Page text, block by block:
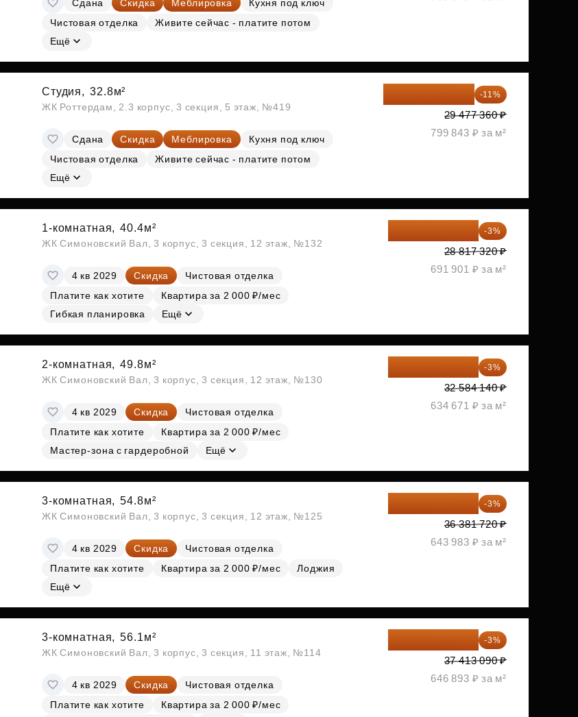
Субсидии
Сдана Скидка Меблировка
Кухня под ключ
Чистовая отделка
Живите сейчас - платите потом
Ещё
Студия, 32.8м²
ЖК Роттердам, 2.3 корпус, 3 секция, 5 этаж, №419
Сдана Скидка Меблировка
Кухня под ключ
Чистовая отделка
Живите сейчас - платите потом
Ещё
-11%
29 477 360 ₽
799 843 ₽ за м²
1-комнатная, 40.4м²
ЖК Симоновский Вал, 3 корпус, 3 секция, 12 этаж, №132
4 кв 2029 Скидка
Чистовая отделка
Платите как хотите
Квартира за 2 000 ₽/мес
Гибкая планировка
Ещё
27 952 800 ₽ -3%
28 817 320 ₽
691 901 ₽ за м²
2-комнатная, 49.8м²
ЖК Симоновский Вал, 3 корпус, 3 секция, 12 этаж, №130
4 кв 2029 Скидка
Чистовая отделка
Платите как хотите
Квартира за 2 000 ₽/мес
Мастер-зона с гардеробной
Ещё
31 606 616 ₽ -3%
32 584 140 ₽
634 671 ₽ за м²
3-комнатная, 54.8м²
ЖК Симоновский Вал, 3 корпус, 3 секция, 12 этаж, №125
4 кв 2029 Скидка
Чистовая отделка
Платите как хотите
Квартира за 2 000 ₽/мес
Лоджия
Ещё
35 290 268 ₽ -3%
36 381 720 ₽
643 983 ₽ за м²
3-комнатная, 56.1м²
ЖК Симоновский Вал, 3 корпус, 3 секция, 11 этаж, №114
4 кв 2029 Скидка
Чистовая отделка
Платите как хотите
Квартира за 2 000 ₽/мес
36 290 697 ₽ -3%
37 413 090 ₽
646 893 ₽ за м²